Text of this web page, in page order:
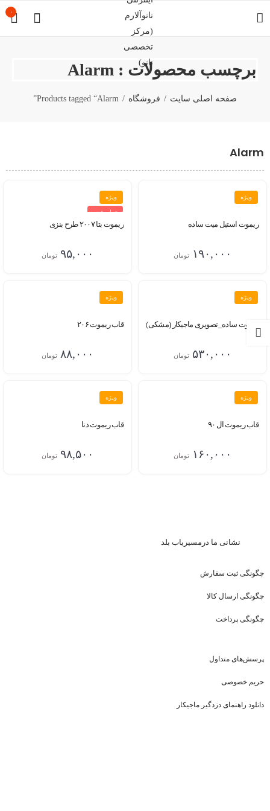
۰
برچسب محصولات : Alarm
صفحه اصلی سایت فروشگاه Products tagged “Alarm”
Alarm
ویژه
ریموت استیل میت ساده
۱۹۰,۰۰۰ تومان
ویژه
تمام شده
ریموت بتا ۲۰۰۷ طرح بنزی
۹۵,۰۰۰ تومان
ویژه
ریموت ساده_تصویری ماجیکار (مشکی)
۵۳۰,۰۰۰ تومان
ویژه
قاب ریموت ۲۰۶
۸۸,۰۰۰ تومان
ویژه
قاب ریموت ال ۹۰
۱۶۰,۰۰۰ تومان
ویژه
قاب ریموت دنا
۹۸,۵۰۰ تومان
نشانی ما درمسیریاب بلد
چگونگی ثبت سفارش
چگونگی ارسال کالا
چگونگی پرداخت
پرسش‌های متداول
حریم خصوصی
دانلود راهنمای دزدگیر ماجیکار